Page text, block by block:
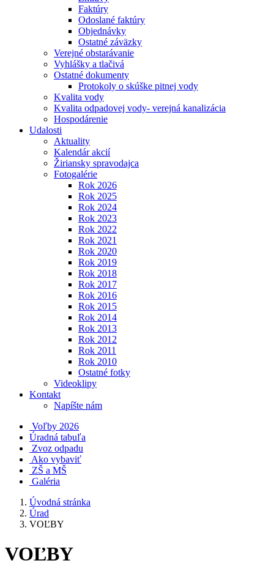
Faktúry
Odoslané faktúry
Objednávky
Ostatné záväzky
Verejné obstarávanie
Vyhlášky a tlačivá
Ostatné dokumenty
Protokoly o skúške pitnej vody
Kvalita vody
Kvalita odpadovej vody- verejná kanalizácia
Hospodárenie
Udalosti
Aktuality
Kalendár akcií
Žiriansky spravodajca
Fotogalérie
Rok 2026
Rok 2025
Rok 2024
Rok 2023
Rok 2022
Rok 2021
Rok 2020
Rok 2019
Rok 2018
Rok 2017
Rok 2016
Rok 2015
Rok 2014
Rok 2013
Rok 2012
Rok 2011
Rok 2010
Ostatné fotky
Videoklipy
Kontakt
Napíšte nám
Voľby 2026
Úradná tabuľa
Zvoz odpadu
Ako vybaviť
ZŠ a MŠ
Galéria
Úvodná stránka
Úrad
VOĽBY
VOĽBY